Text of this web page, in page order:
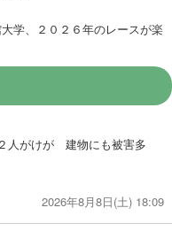
学、２０２６年のレースが楽
人がけが 建物にも被害多
2026年8月8日(土) 18:09